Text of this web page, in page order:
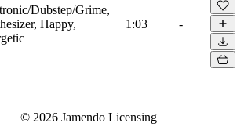
Dubstep/Grime,
Happy,
1:03 -
© 2026 Jamendo Licensing